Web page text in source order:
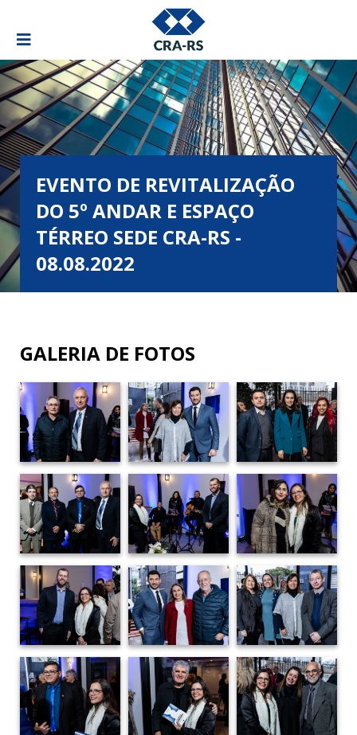
EVENTO DE REVITALIZAÇÃO
DO 5º ANDAR E ESPAÇO
TÉRREO SEDE CRA-RS -
08.08.2022
GALERIA DE FOTOS